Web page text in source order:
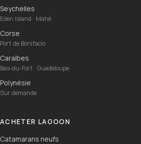
Seychelles
Eden Island · Mahé
Corse
Port de Bonifacio
Caraïbes
Bas-du-Fort · Guadeloupe
Polynésie
Sur demande
ACHETER LAGOON
Catamarans neufs